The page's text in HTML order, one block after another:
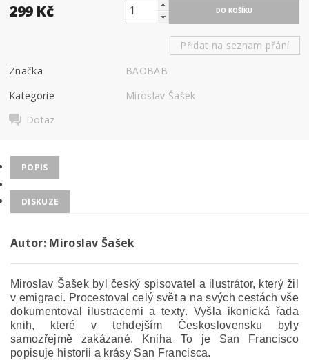
299 Kč
Přidat na seznam přání
Značka
BAOBAB
Kategorie
Miroslav Šašek
Dotaz
POPIS
DISKUZE
Autor: Miroslav Šašek
Miroslav Šašek byl český spisovatel a ilustrátor, který žil
v emigraci. Procestoval celý svět a na svých cestách vše
dokumentoval ilustracemi a texty. Vyšla ikonická řada
knih, které v tehdejším Československu byly
samozřejmě zakázané. Kniha To je San Francisco
popisuje historii a krásy San Francisca.